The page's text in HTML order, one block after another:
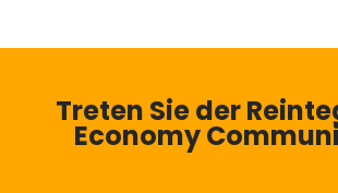
Treten Sie der
Economy